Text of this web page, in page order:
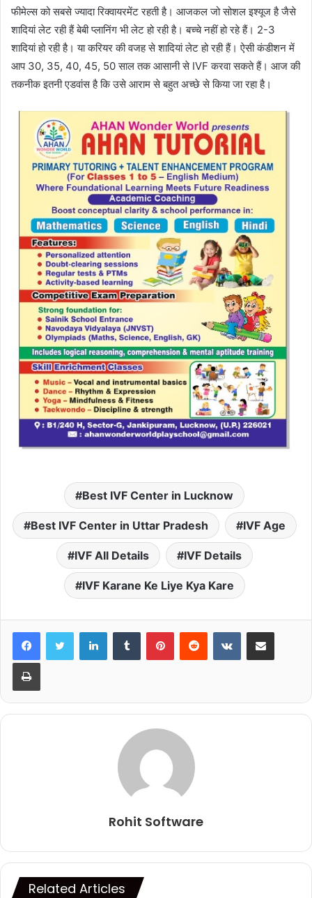
फीमेल्स को सबसे ज्यादा रिक्वायरमेंट रहती है। आजकल जो सोशल इश्यूज है जैसे
शादियां लेट रही हैं बेबी प्लानिंग भी लेट हो रही है। बच्चे नहीं हो रहे हैं। 2-3
शादियां हो रही है। या करियर की वजह से शादियां लेट हो रही हैं। ऐसी कंडीशन में
आप 30, 35, 40, 45, 50 साल तक आसानी से IVF करवा सकते हैं। आज की
तकनीक इतनी एडवांस है कि उसे आराम से बहुत अच्छे से किया जा रहा है।
Best IVF Center in Lucknow
Best IVF Center in Uttar Pradesh IVF Age
IVF All Details IVF Details
IVF Karane Ke Liye Kya Kare
Rohit Software
Related Articles